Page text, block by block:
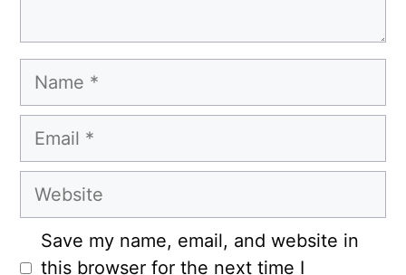
Name
Email
Website
Save my name, email, and website in
this browser for the next time I